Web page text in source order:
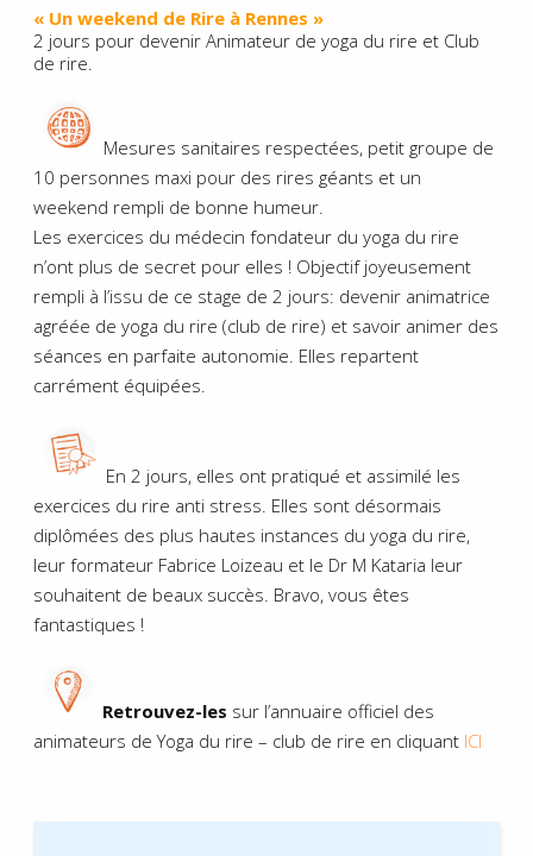
« Un weekend de Rire à Rennes »
2 jours pour devenir Animateur de yoga du rire et Club
de rire.
Mesures sanitaires respectées, petit groupe de
10 personnes maxi pour des rires géants et un
weekend rempli de bonne humeur.
Les exercices du médecin fondateur du yoga du rire
n’ont plus de secret pour elles ! Objectif joyeusement
rempli à l’issu de ce stage de 2 jours: devenir animatrice
agréée de yoga du rire (club de rire) et savoir animer des
séances en parfaite autonomie. Elles repartent
carrément équipées.
En 2 jours, elles ont pratiqué et assimilé les
exercices du rire anti stress. Elles sont désormais
diplômées des plus hautes instances du yoga du rire,
leur formateur Fabrice Loizeau et le Dr M Kataria leur
souhaitent de beaux succès. Bravo, vous êtes
fantastiques !
Retrouvez-les sur l’annuaire officiel des
animateurs de Yoga du rire – club de rire en cliquantICI